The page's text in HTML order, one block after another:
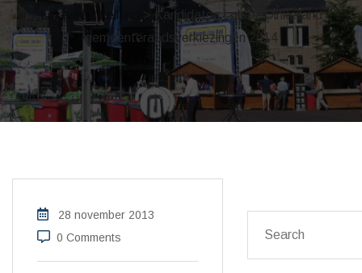
Lokaal Dinkelland
> Kandidaten Lokaal Dinkelland
gemeenteraadsverkiezingen 2014
28 november 2013
0 Comments